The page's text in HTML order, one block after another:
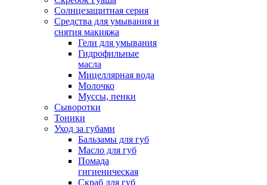
Солнцезащитная серия
Средства для умывания и
снятия макияжа
Гели для умывания
Гидрофильные
масла
Мицеллярная вода
Молочко
Муссы, пенки
Сыворотки
Тоники
Уход за губами
Бальзамы для губ
Масло для губ
Помада
гигиеническая
Скраб для губ